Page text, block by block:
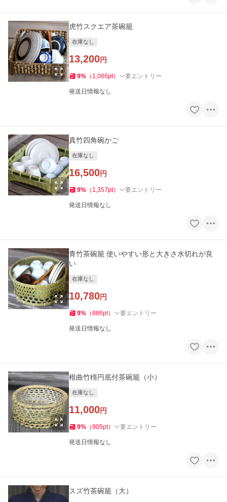
虎竹スクエア茶碗籠
在庫なし
13,200円
9% （ 1,086pt） 要エントリー
発送日情報なし
真竹四角碗かご
在庫なし
16,500円
9% （ 1,357pt） 要エントリー
発送日情報なし
青竹茶碗籠 使いやすい形と大きさ水切れが良
い
在庫なし
10,780円
9% （886pt） 要エントリー
発送日情報なし
根曲竹楕円底付茶碗籠（小）
在庫なし
11,000円
9% （905pt） 要エントリー
発送日情報なし
スズ竹茶碗籠（大）